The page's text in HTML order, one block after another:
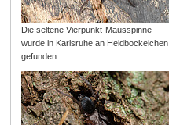
Die seltene Vierpunkt-Mausspinne
wurde in Karlsruhe an Heldbockeichen
gefunden